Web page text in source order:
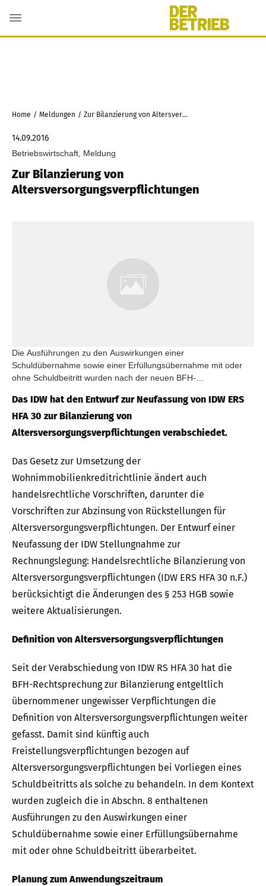
Home / Meldungen / Zur Bilanzierung von Altersversorgungsverpflichtungen
14.09.2016
Betriebswirtschaft, Meldung
Zur Bilanzierung von
Altersversorgungsverpflichtungen
Die Ausführungen zu den Auswirkungen einer
Schuldübernahme sowie einer Erfüllungsübernahme mit oder
ohne Schuldbeitritt wurden nach der neuen BFH-
Das IDW hat den Entwurf zur Neufassung von IDW ERS
HFA 30 zur Bilanzierung von
Altersversorgungsverpflichtungen verabschiedet.
Das Gesetz zur Umsetzung der
Wohnimmobilienkreditrichtlinie ändert auch
handelsrechtliche Vorschriften, darunter die
Vorschriften zur Abzinsung von Rückstellungen für
Altersversorgungsverpflichtungen. Der Entwurf einer
Neufassung der IDW Stellungnahme zur
Rechnungslegung: Handelsrechtliche Bilanzierung von
Altersversorgungsverpflichtungen (IDW ERS HFA 30 n.F.)
berücksichtigt die Änderungen des § 253 HGB sowie
weitere Aktualisierungen.
Definition von Altersversorgungsverpflichtungen
Seit der Verabschiedung von IDW RS HFA 30 hat die
BFH-Rechtsprechung zur Bilanzierung entgeltlich
übernommener ungewisser Verpflichtungen die
Definition von Altersversorgungsverpflichtungen weiter
gefasst. Damit sind künftig auch
Freistellungsverpflichtungen bezogen auf
Altersversorgungsverpflichtungen bei Vorliegen eines
Schuldbeitritts als solche zu behandeln. In dem Kontext
wurden zugleich die in Abschn. 8 enthaltenen
Ausführungen zu den Auswirkungen einer
Schuldübernahme sowie einer Erfüllungsübernahme
mit oder ohne Schuldbeitritt überarbeitet.
Planung zum Anwendungszeitraum